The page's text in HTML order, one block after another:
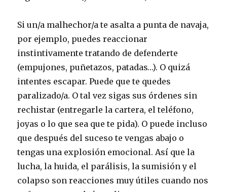
Si un/a malhechor/a te asalta a punta de navaja,
por ejemplo, puedes reaccionar
instintivamente tratando de defenderte
(empujones, puñetazos, patadas…). O quizá
intentes escapar. Puede que te quedes
paralizado/a. O tal vez sigas sus órdenes sin
rechistar (entregarle la cartera, el teléfono,
joyas o lo que sea que te pida). O puede incluso
que después del suceso te vengas abajo o
tengas una explosión emocional. Así que la
lucha, la huida, el parálisis, la sumisión y el
colapso son reacciones muy útiles cuando nos